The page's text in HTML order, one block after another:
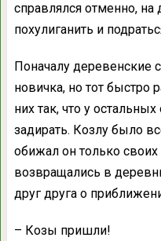
справлялся отменно,
похулиганить и
Поначалу деревенские
новичка, но тот быстро
них так, что у
задирать. Козлу было
обижал он только своих
возвращались в
друг друга о
– Козы пришли!